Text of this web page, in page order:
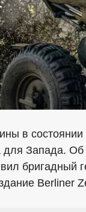
в
для Запада.
Berliner